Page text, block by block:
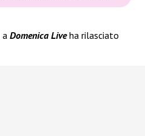
a Domenica Live ha rilasciato